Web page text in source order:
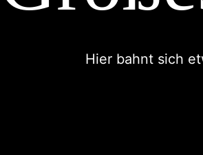
Hier bahnt sich